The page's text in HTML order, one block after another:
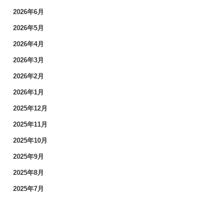
2026年6月
2026年5月
2026年4月
2026年3月
2026年2月
2026年1月
2025年12月
2025年11月
2025年10月
2025年9月
2025年8月
2025年7月